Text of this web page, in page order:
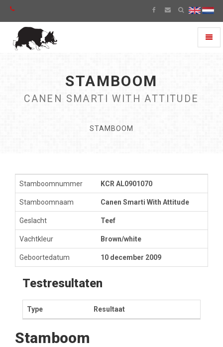
STAMBOOM
CANEN SMARTI WITH ATTITUDE
STAMBOOM
Stamboomnummer KCR AL0901070
Stamboomnaam Canen Smarti With Attitude
Geslacht Teef
Vachtkleur Brown/white
Geboortedatum 10 december 2009
Testresultaten
Type Resultaat
Stamboom